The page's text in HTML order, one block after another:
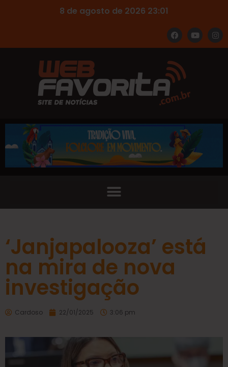
8 de agosto de 2026 23:01
‘Janjapalooza’ está
na mira de nova
investigação
Cardoso 22/01/2025 3:06 pm